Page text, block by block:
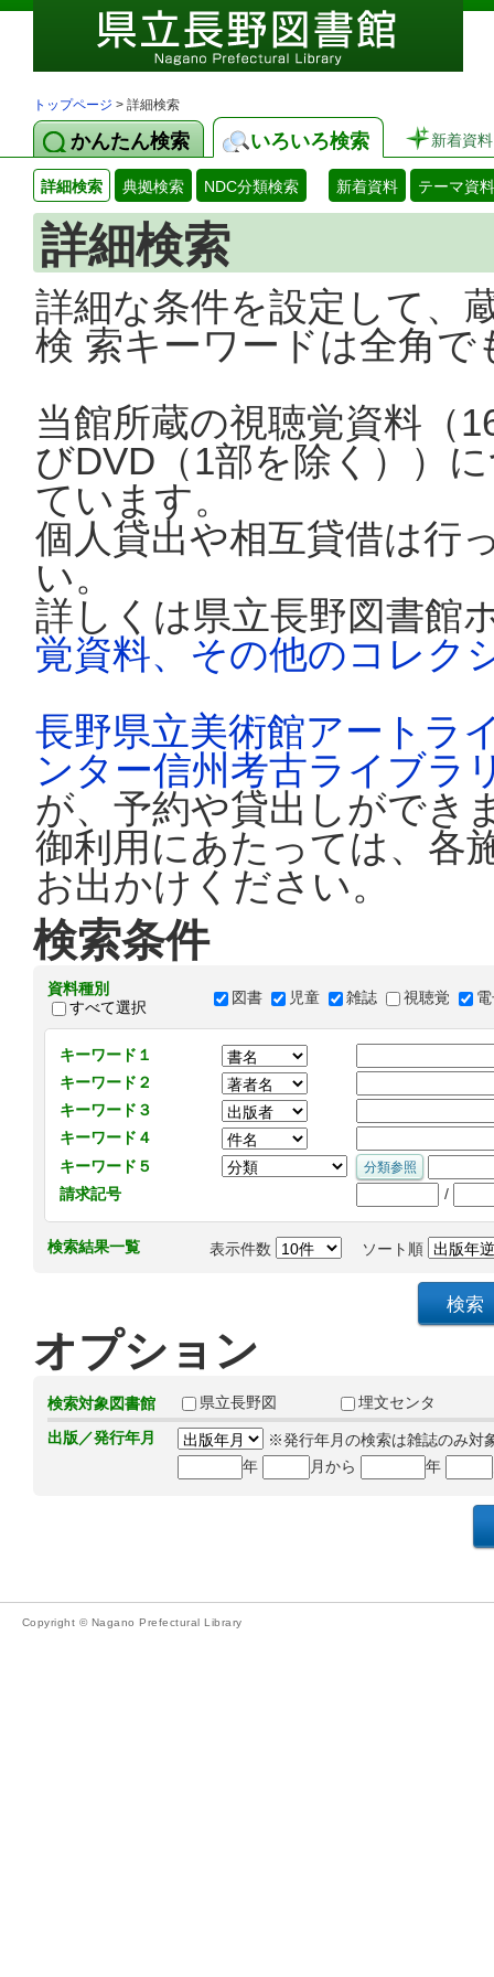
トップページ > 詳細検索
かんたん検索 いろいろ検索 新着資料
詳細検索 典拠検索 NDC分類検索 新着資料 テーマ資料
詳細検索
詳細な条件を設定して、
検 索キーワードは全角
当館所蔵の視聴覚資料（
びDVD（1部を除く））
ています。
個人貸出や相互貸借は行
い。
詳しくは県立長野図書館
覚資料、その他のコレク
長野県立美術館アートラ
ンター信州考古ライブラ
が、予約や貸出しができ
御利用にあたっては、各
お出かけください。
検索条件
資料種別
すべて選択
図書 児童 雑誌 視聴覚
キーワード１
キーワード２
キーワード３
キーワード４
キーワード５
請求記号
/
検索結果一覧 表示件数 ソート順
オプション
検索対象図書館 県立長野図
埋文センタ
出版／発行年月
※発行年月の検索は雑誌のみ対
年
月から 年
Copyright © Nagano Prefectural Library